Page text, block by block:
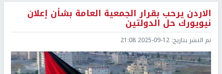
الاردن يرحب بقرار الجمعية العامة بشأن إعلان
نيويورك حل الدولتين
تم النشر بتاريخ: 2025-09-12 21:08